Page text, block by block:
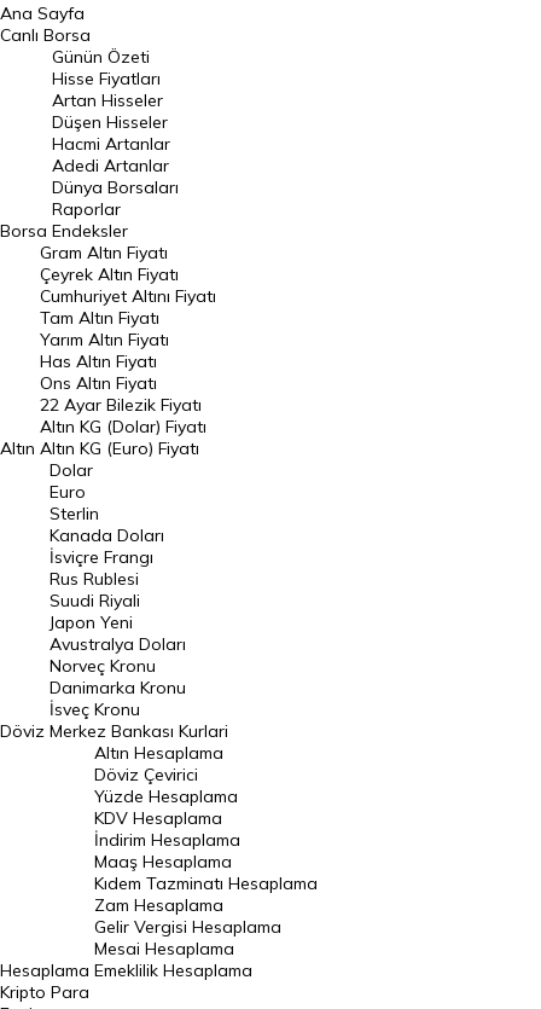
BIST 100 Hisseleri
En Çok Artan Hisseler
En Çok Düşen Hisseler
Hacmi Artanlar
Geçmiş Kapanışlar
Dünya Borsaları
Raporlar
Endeksler
DÖVİZ
Döviz Kuru
Dolar Kuru
Euro Kuru
Pound Kuru
Frank Kuru
Riyal Kuru
Avustralya Doları
Danimarka Kronu Kuru
Kanada Doları Kuru
Norveç Kronu Kuru
İsveç Kronu Kuru
Japon Yeni Kuru
Serbest Piyasa Döviz Kurları
Merkez Bankası Döviz Kurları
Altın Fiyatları
Ana Sayfa
Canlı Borsa
Borsa
Günün Özeti
Hisse Fiyatları
Artan Hisseler
Düşen Hisseler
Hacmi Artanlar
Adedi Artanlar
Dünya Borsaları
Raporlar
Endeksler
Altın
Gram Altın Fiyatı
Çeyrek Altın Fiyatı
Cumhuriyet Altını Fiyatı
Tam Altın Fiyatı
Yarım Altın Fiyatı
Has Altın Fiyatı
Ons Altın Fiyatı
22 Ayar Bilezik Fiyatı
Altın KG (Dolar) Fiyatı
Altın KG (Euro) Fiyatı
Döviz
Dolar
Euro
Sterlin
Kanada Doları
İsviçre Frangı
Rus Rublesi
Suudi Riyali
Japon Yeni
Avustralya Doları
Norveç Kronu
Danimarka Kronu
İsveç Kronu
Merkez Bankası Kurlari
Hesaplama
Altın Hesaplama
Döviz Çevirici
Yüzde Hesaplama
KDV Hesaplama
İndirim Hesaplama
Maaş Hesaplama
Kıdem Tazminatı Hesaplama
Zam Hesaplama
Gelir Vergisi Hesaplama
Mesai Hesaplama
Emeklilik Hesaplama
Kripto Para